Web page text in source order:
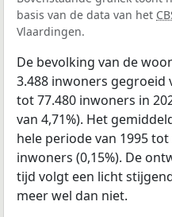
basis van de data van het
Vlaardingen.
De bevolking van de
3.488 inwoners gegroeid
tot 77.480 inwoners in
van 4,71%). Het
hele periode van 1995
inwoners (0,15%). De
tijd volgt een licht
meer wel dan niet.